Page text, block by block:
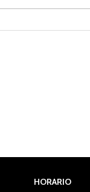
HORARIO